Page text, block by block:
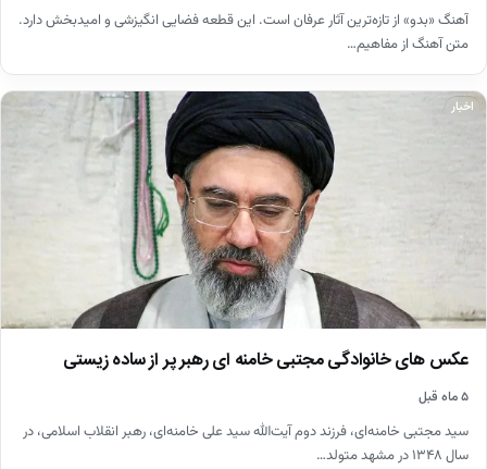
آهنگ «بدو» از تازه‌ترین آثار عرفان است. این قطعه فضایی انگیزشی و امیدبخش دارد.
متن آهنگ از مفاهیم…
اخبار
عکس های خانوادگی مجتبی خامنه ای رهبر پر از ساده زیستی
۵ ماه قبل
سید مجتبی خامنه‌ای، فرزند دوم آیت‌الله سید علی خامنه‌ای، رهبر انقلاب اسلامی، در
سال ۱۳۴۸ در مشهد متولد…